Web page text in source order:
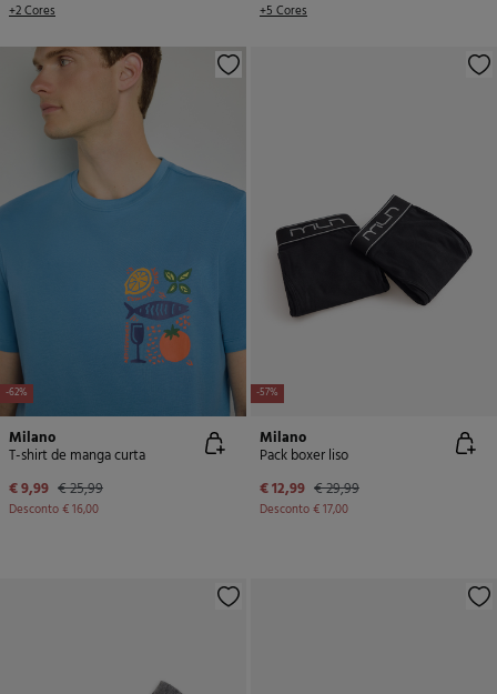
+2 Cores
+5 Cores
-62%
Milano
T-shirt de manga curta
€ 9,99 € 25,99
Desconto€ 16,00
-57%
Milano
Pack boxer liso
€ 12,99 € 29,99
Desconto€ 17,00